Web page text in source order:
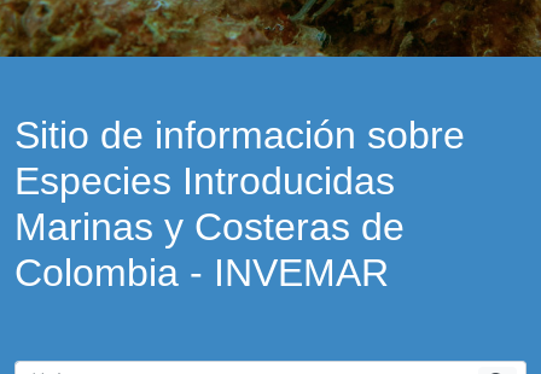
Sitio de información sobre
Especies Introducidas
Marinas y Costeras de
Colombia - INVEMAR